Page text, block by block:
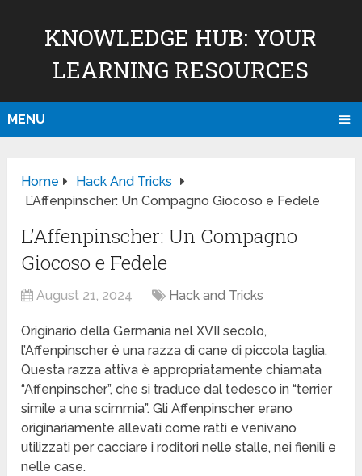
KNOWLEDGE HUB: YOUR
LEARNING RESOURCES
MENU
Home
Hack And Tricks
L’Affenpinscher: Un Compagno Giocoso e Fedele
L’Affenpinscher: Un Compagno
Giocoso e Fedele
August 21, 2024 Hack and Tricks
Originario della Germania nel XVII secolo,
l’Affenpinscher è una razza di cane di piccola taglia.
Questa razza attiva è appropriatamente chiamata
“Affenpinscher”, che si traduce dal tedesco in “terrier
simile a una scimmia”. Gli Affenpinscher erano
originariamente allevati come ratti e venivano
utilizzati per cacciare i roditori nelle stalle, nei fienili e
nelle case.